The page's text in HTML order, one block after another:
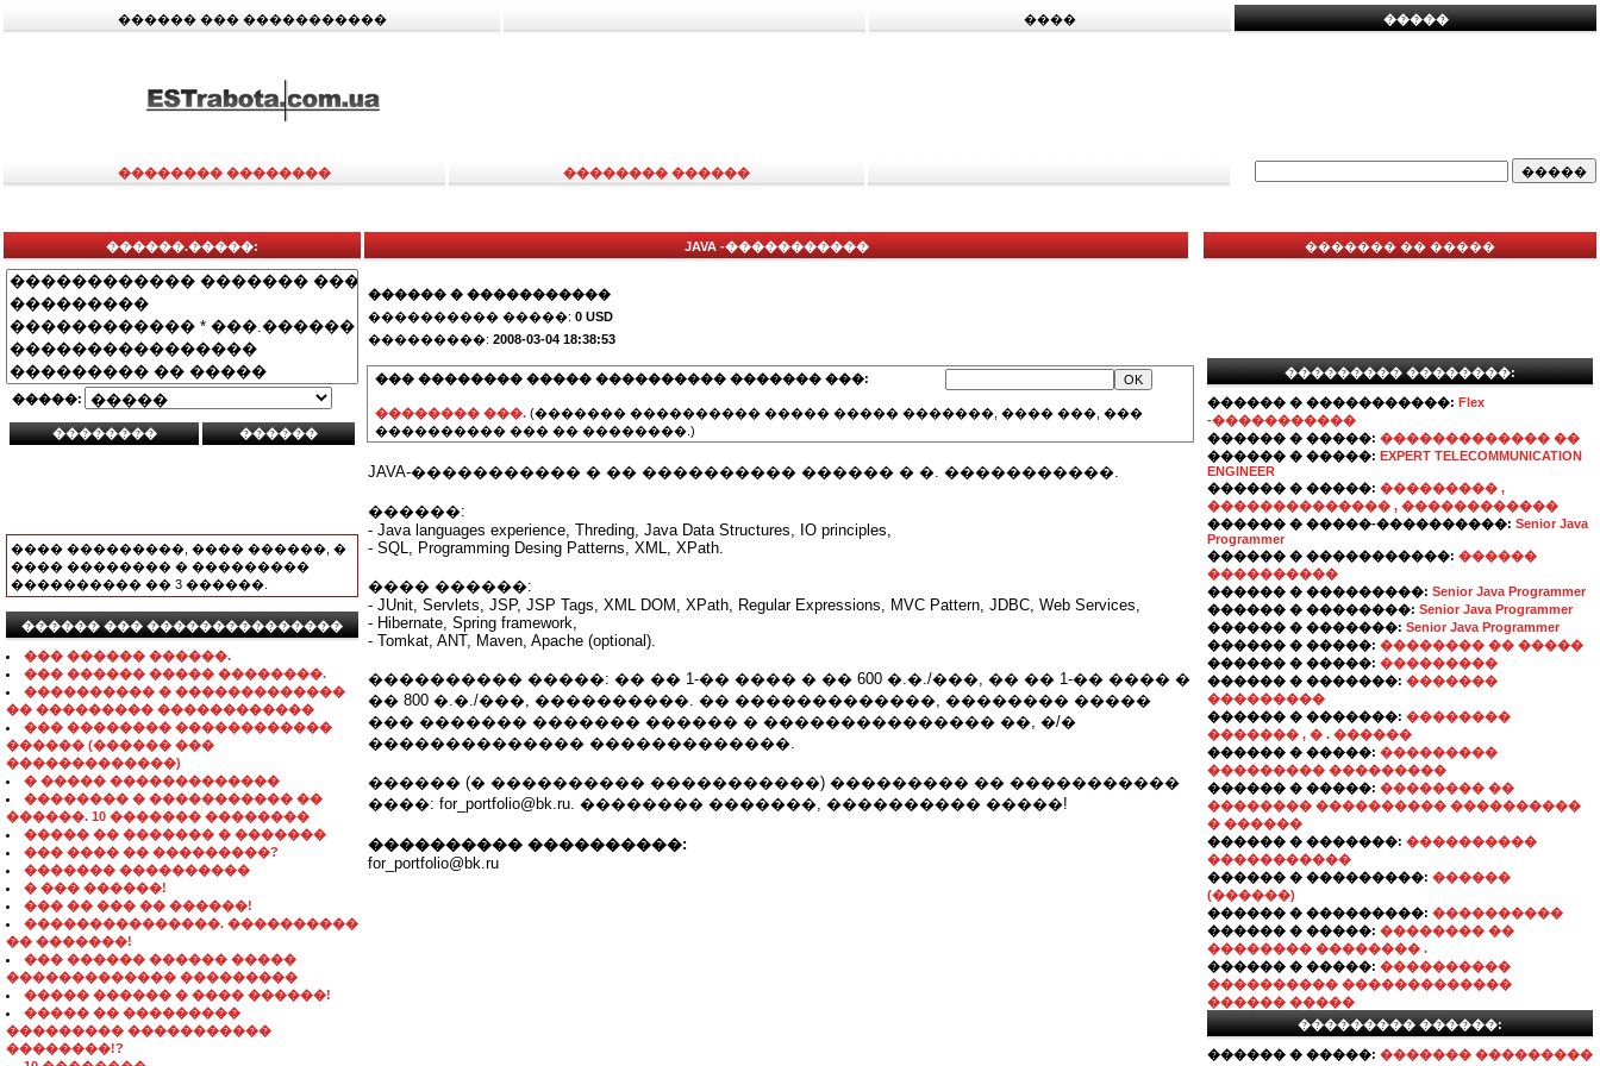
������ ��� ����������� ���� �����
�������� �������� �������� ������
������.�����:
�����:
���� ���������, ���� ������, �
���� �������� � ���������
���������� �� 3 ������.
������ ��� ���������������
��� ������ ������.
��� ������ ����� ��������.
���������� � �������������
�� ��������� ������������
��� �������� ������������
������ (������ ���
�������������)
� ����� �������������
�������� � ����������� ��
������. 10 ������� ��������
����� �� ������� � �������
��� ���� �� ���������?
������� ����������
� ��� ������!
��� �� ��� �� ������!
���������������. ����������
�� �������!
��� ������ ������ �����
������������� ���������
����� ������ � ���� ������!
����� �� ���������
��������� �����������
��������!?
JAVA -�����������
������ � �����������
���������� �����: 0 USD
���������: 2008-03-04 18:38:53
��� �������� ����� ���������� ������� ���:
�������� ���. (������� ���������� ����� ����� �������, ���� ���, ���
���������� ��� �� ��������.)
JAVA-����������� � �� ���������� ������ � �. �����������.
������:
- Java languages experience, Threding, Java Data Structures, IO principles,
- SQL, Programming Desing Patterns, XML, XPath.
���� ������:
- JUnit, Servlets, JSP, JSP Tags, XML DOM, XPath, Regular Expressions, MVC Pattern, JDBC, Web Services,
- Hibernate, Spring framework,
- Tomkat, ANT, Maven, Apache (optional).
���������� �����: �� �� 1-�� ���� � �� 600 �.�./���, �� �� 1-�� ���� �
�� 800 �.�./���, ����������. �� �������������, �������� �����
��� ������� ������� ������ � ��������������� ��, �/�
�������������� �������������.
������ (� ���������� �����������) ��������� �� �����������
����: for_portfolio@bk.ru. �������� �������, ���������� �����!
���������� ����������:
for_portfolio@bk.ru
������� �� �����
��������� ��������:
������ � �����������: Flex
-�����������
������ � �����: ������������� ��
������ � �����: EXPERT TELECOMMUNICATION
ENGINEER
������ � �����: ��������� ,
�������������� , ������������
������ � �����-����������: Senior Java
Programmer
������ � �����������: ������
����������
������ � ���������: Senior Java Programmer
������ � ��������: Senior Java Programmer
������ � �������: Senior Java Programmer
������ � �����: �������� �� �����
������ � �����: ���������
������ � �������: �������
���������
������ � �������: ��������
������� , � . ������
������ � �����: ���������
��������� ���������
������ � �����: �������� ��
�������� ���������� ����������
� ������
������ � �������: ����������
�����������
������ � ���������: ������
(������)
������ � ���������: ����������
������ � �����: �������� ��
�������� �������� .
������ � �����: ����������
���������� �������������
������ �����
��������� ������:
������ � �����: ������� ���������